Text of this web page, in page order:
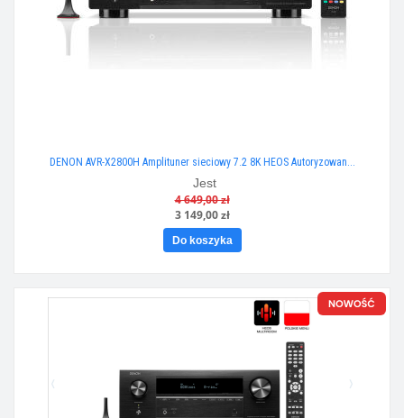
DENON AVR-X2800H Amplituner sieciowy 7.2 8K HEOS Autoryzowan...
Jest
4 649,00 zł
3 149,00 zł
Do koszyka